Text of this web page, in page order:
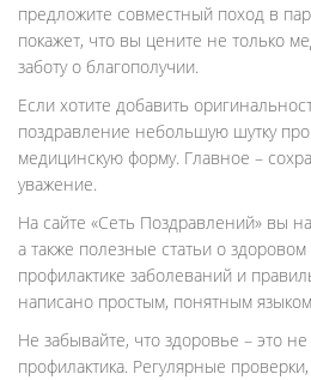
предложите совместный поход в
покажет, что вы цените не только
заботу о благополучии.
Если хотите добавить
поздравление небольшую шутку про
медицинскую форму. Главное –
уважение.
На сайте «Сеть Поздравлений» вы
а также полезные статьи о
профилактике заболеваний и
написано простым, понятным
Не забывайте, что здоровье – это
профилактика. Регулярные